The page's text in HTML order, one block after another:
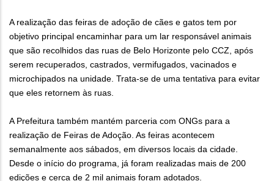
A realização das feiras de adoção de cães e gatos tem por
objetivo principal encaminhar para um lar responsável animais
que são recolhidos das ruas de Belo Horizonte pelo CCZ, após
serem recuperados, castrados, vermifugados, vacinados e
microchipados na unidade. Trata-se de uma tentativa para evitar
que eles retornem às ruas.
A Prefeitura também mantém parceria com ONGs para a
realização de Feiras de Adoção. As feiras acontecem
semanalmente aos sábados, em diversos locais da cidade.
Desde o início do programa, já foram realizadas mais de 200
edições e cerca de 2 mil animais foram adotados.